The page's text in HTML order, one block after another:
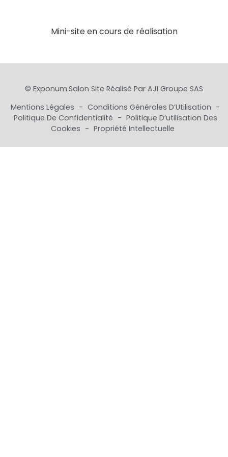
Mini-site en cours de réalisation
© Exponum.salon Site Réalisé Par AJI Groupe SAS
Mentions Légales - Conditions Générales D’Utilisation -
Politique De Confidentialité - Politique D’utilisation Des
Cookies - Propriété Intellectuelle